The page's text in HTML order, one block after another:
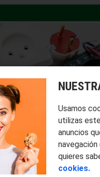
Usamos
utilizas
anuncios
quieres
cookies.